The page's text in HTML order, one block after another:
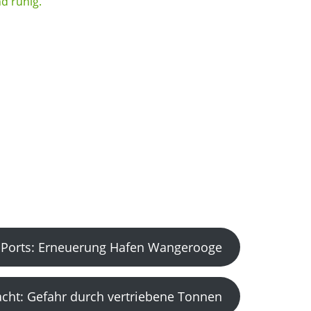
Erneuerung Hafen Wangerooge
Gefahr durch vertriebene Tonnen